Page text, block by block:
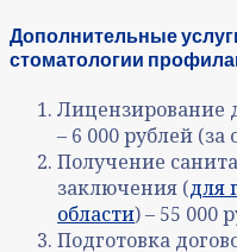
Дополнительные
стоматологии
Лицензирование
– 6 000 рублей
Получение
заключения (для
области) – 55 000
Подготовка